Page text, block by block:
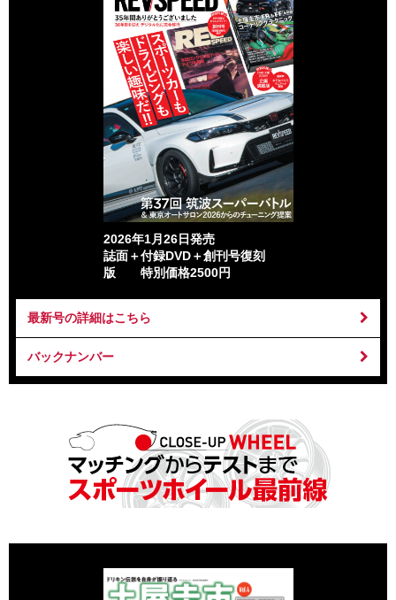
2026年1月26日発売
誌面＋付録DVD＋創刊号復刻
版 特別価格2500円
最新号の詳細はこちら
バックナンバー